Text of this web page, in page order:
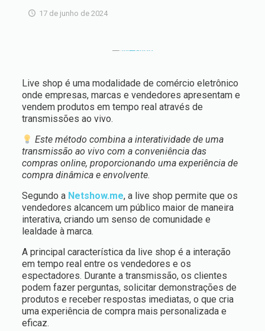
17 de junho de 2024
Live shop é uma modalidade de comércio eletrônico
onde empresas, marcas e vendedores apresentam e
vendem produtos em tempo real através de
transmissões ao vivo.
Este método combina a interatividade de uma
transmissão ao vivo com a conveniência das
compras online, proporcionando uma experiência de
compra dinâmica e envolvente.
Segundo a Netshow.me, a live shop permite que os
vendedores alcancem um público maior de maneira
interativa, criando um senso de comunidade e
lealdade à marca.
A principal característica da live shop é a interação
em tempo real entre os vendedores e os
espectadores. Durante a transmissão, os clientes
podem fazer perguntas, solicitar demonstrações de
produtos e receber respostas imediatas, o que cria
uma experiência de compra mais personalizada e
eficaz.